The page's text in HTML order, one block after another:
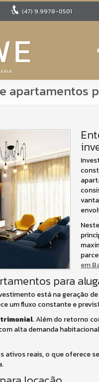
(47)9.9978-0501
apartamentos
em
para
está na geração de
um fluxo constante e
. Além do retorno
alta demanda
ativos reais, o que oferece